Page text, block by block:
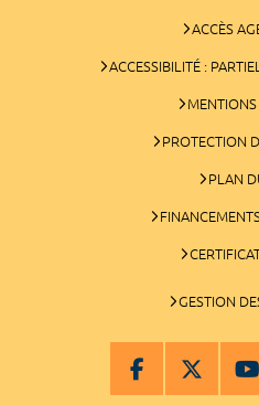
ACCÈS
ACCESSIBILITÉ :
MENTIONS
PROTECTION
PLAN
GESTION